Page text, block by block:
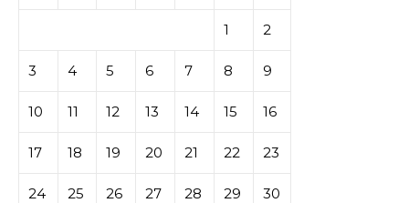
1 2
3 4 5 6 7 8 9
10 11 12 13 14 15 16
17 18 19 20 21 22 23
24 25 26 27 28 29 30